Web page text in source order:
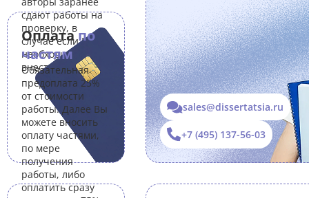
сдают работы на
проверку, в
случае если Вам
необходимо
внести правки.
Оплатапо
частям
Обязательная
предоплата 25%
от стоимости
работы. Далее Вы
можете вносить
оплату частями,
по мере
получения
работы, либо
оплатить сразу
sales@dissertatsia.ru
+7 (495) 137-56-03